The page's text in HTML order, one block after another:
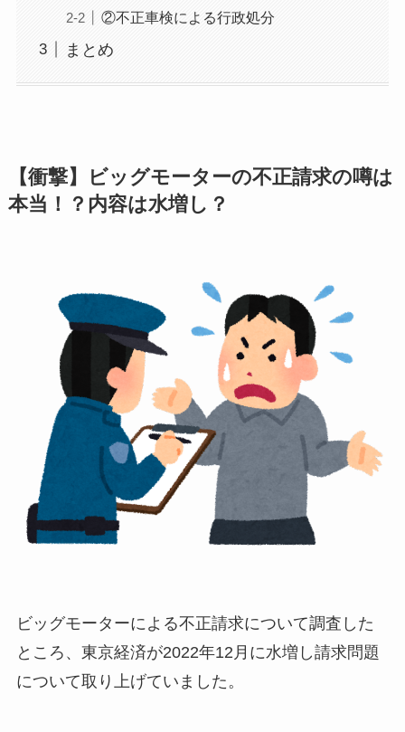
②不正車検による行政処分
まとめ
【衝撃】ビッグモーターの不正請求の噂は
本当！？内容は水増し？
ビッグモーターによる不正請求について調査した
ところ、東京経済が2022年12月に水増し請求問題
について取り上げていました。